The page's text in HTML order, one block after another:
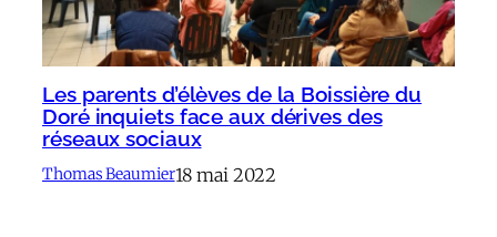
Les parents d’élèves de la Boissière du
Doré inquiets face aux dérives des
réseaux sociaux
Thomas Beaumier18 mai 2022